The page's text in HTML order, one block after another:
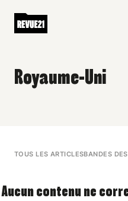
Royaume-Uni
TOUS LES ARTICLESBANDES
Aucun contenu ne